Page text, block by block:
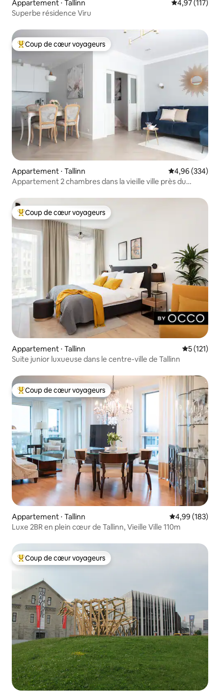
Appartement ⋅ Tallinn Évaluation
4,97 (117)
Superbe résidence Viru
Coups de cœur voyageurs les plus appréciés
Coup de cœur voyageurs
Appartement ⋅ Tallinn Évaluation
4,96 (334)
Appartement 2 chambres dans la vieille ville près du
Coups de cœur voyageurs les plus appréciés
Coup de cœur voyageurs
Appartement ⋅ Tallinn Évaluation
5 (121)
Suite junior luxueuse dans le centre-ville de Tallinn
Coups de cœur voyageurs les plus appréciés
Coup de cœur voyageurs
Appartement ⋅ Tallinn Évaluation
4,99 (183)
Luxe 2BR en plein cœur de Tallinn, Vieille Ville 110m
Coups de cœur voyageurs les plus appréciés
Coup de cœur voyageurs